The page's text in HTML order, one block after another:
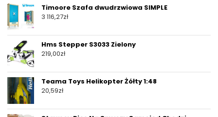
Timoore Szafa dwudrzwiowa SIMPLE
3 116,27zł
Hms Stepper S3033 Zielony
219,00zł
Teama Toys Helikopter Żółty 1:48
20,59zł